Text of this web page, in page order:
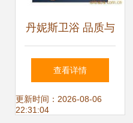
丹妮斯卫浴 品质与
美学并重的建筑装
饰材料供应商
查看详情
更新时间：2026-08-06
22:31:04